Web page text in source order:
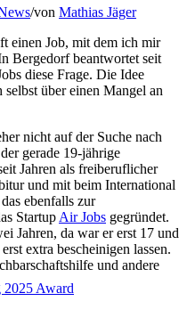
Award
/von Mathias Jäger
einen Job, mit dem ich mir
Bergedorf beantwortet seit
diese Frage. Die Idee
selbst über einen Mangel an
nicht auf der Suche nach
gerade 19-jährige
Jahren als freiberuflicher
und mit beim International
ebenfalls zur
Startup Air Jobs gegründet.
Jahren, da war er erst 17 und
extra bescheinigen lassen.
und andere